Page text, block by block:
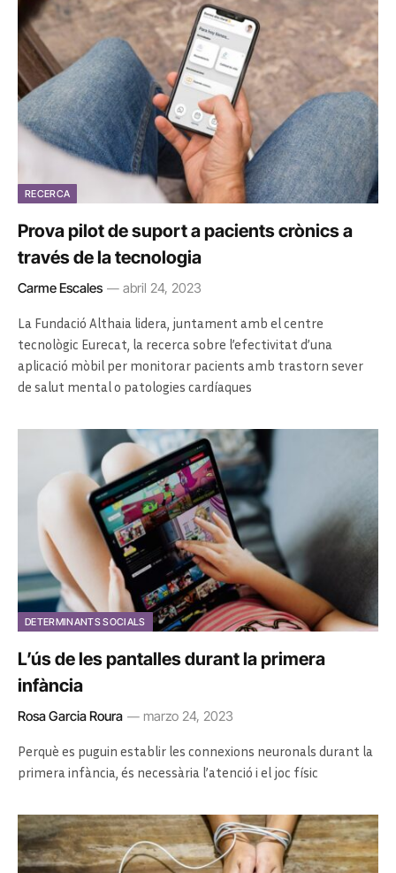
RECERCA
Prova pilot de suport a pacients crònics a
través de la tecnologia
Carme Escales abril 24, 2023
La Fundació Althaia lidera, juntament amb el centre
tecnològic Eurecat, la recerca sobre l’efectivitat d’una
aplicació mòbil per monitorar pacients amb trastorn sever
de salut mental o patologies cardíaques
DETERMINANTS SOCIALS
L’ús de les pantalles durant la primera
infància
Rosa Garcia Roura marzo 24, 2023
Perquè es puguin establir les connexions neuronals durant la
primera infància, és necessària l’atenció i el joc físic